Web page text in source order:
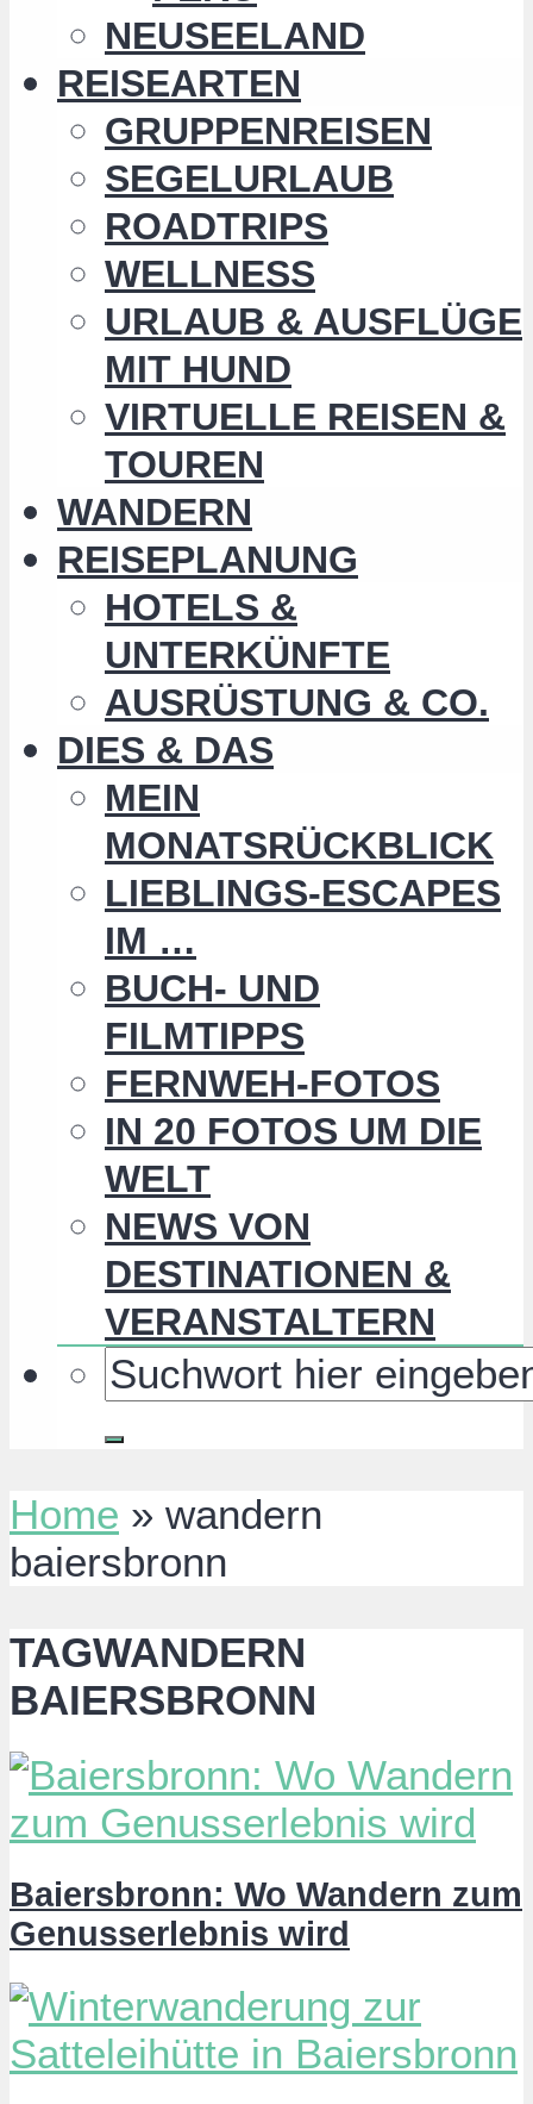
NEUSEELAND
REISEARTEN
GRUPPENREISEN
SEGELURLAUB
ROADTRIPS
WELLNESS
URLAUB & AUSFLÜGE
MIT HUND
VIRTUELLE REISEN &
TOUREN
WANDERN
REISEPLANUNG
HOTELS &
UNTERKÜNFTE
AUSRÜSTUNG & CO.
DIES & DAS
MEIN
MONATSRÜCKBLICK
LIEBLINGS-ESCAPES
IM …
BUCH- UND
FILMTIPPS
FERNWEH-FOTOS
IN 20 FOTOS UM DIE
WELT
NEWS VON
DESTINATIONEN &
VERANSTALTERN
Home » wandern
baiersbronn
TAGWANDERN
BAIERSBRONN
Baiersbronn: Wo Wandern zum
Genusserlebnis wird